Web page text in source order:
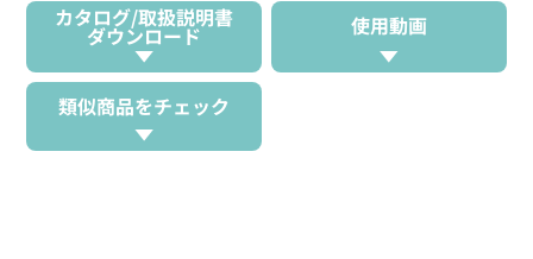
カタログ/取扱説明書
ダウンロード 使用動画
類似商品をチェック